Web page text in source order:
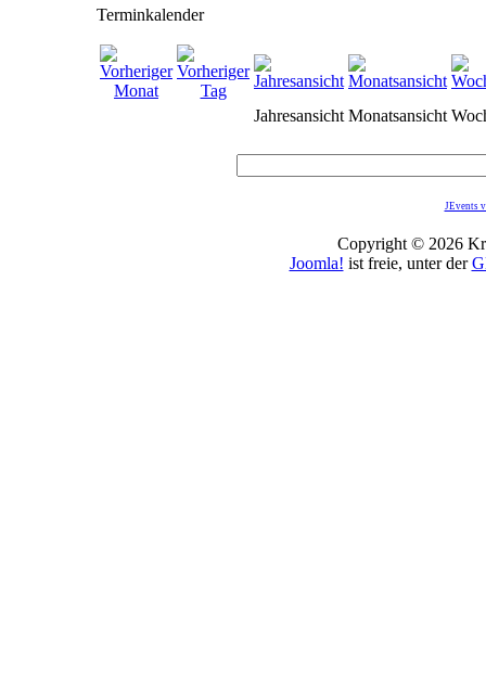
Terminkalender
Jahresansicht Monatsansicht
JEvents
Copyright © 2026
Joomla! ist freie, unter der